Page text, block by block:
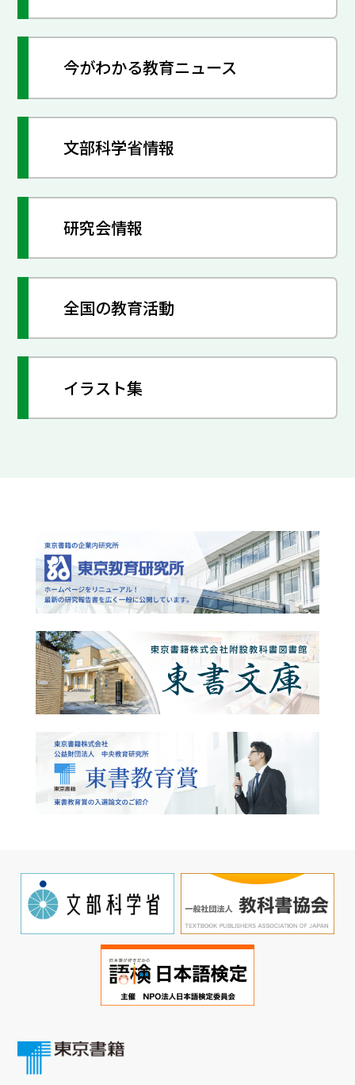
今がわかる教育ニュース
文部科学省情報
研究会情報
全国の教育活動
イラスト集